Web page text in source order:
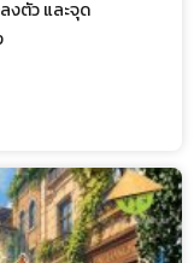
งตัว และจุด